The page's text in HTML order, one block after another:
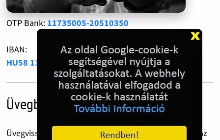
OTP Bank: 11735005-20510350
IBAN:
HU58 1173 5005 2051 0350 0000 0000
Üvegbetét díj
Üvegvisszaváltás előtt ezt a QR kódot csippantsd le az